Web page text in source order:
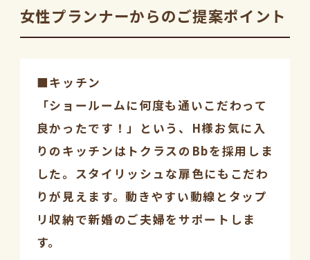
女性プランナーからのご提案ポイント
■キッチン
「ショールームに何度も通いこだわって
良かったです！」という、H様お気に入
りのキッチンはトクラスのBbを採用しま
した。スタイリッシュな扉色にもこだわ
りが見えます。動きやすい動線とタップ
リ収納で新婚のご夫婦をサポートしま
す。